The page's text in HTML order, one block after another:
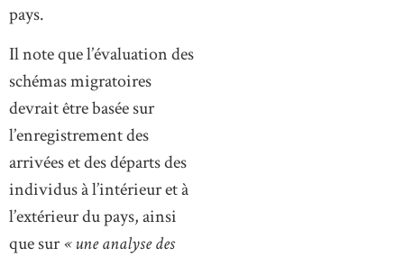
pays.
Il note que l’évaluation des
schémas migratoires
devrait être basée sur
l’enregistrement des
arrivées et des départs des
individus à l’intérieur et à
l’extérieur du pays, ainsi
que sur« une analyse des